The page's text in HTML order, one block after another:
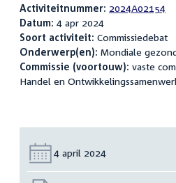
Activiteitnummer: 2024A02154
Datum: 4 apr 2024
Soort activiteit: Commissiedebat
Onderwerp(en): Mondiale
Commissie (voortouw): vaste
Handel en
Datum:
4 april 2024